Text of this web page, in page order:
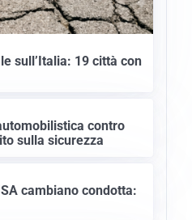
sull’Italia: 19 città con
contro
sulla sicurezza
cambiano condotta: